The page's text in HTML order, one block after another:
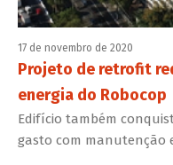
17 de novembro de 2020
Projeto de retrofit
energia do Robocop
Edifício também
gasto com manutenção